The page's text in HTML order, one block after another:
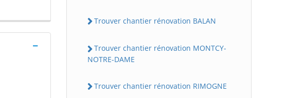
Trouver chantier rénovation BALAN
Trouver chantier rénovation MONTCY-
NOTRE-DAME
Trouver chantier rénovation RIMOGNE